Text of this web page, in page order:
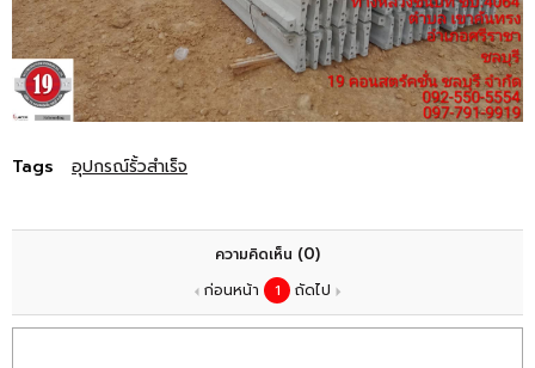
Tags อุปกรณ์รั้วสำเร็จ
ความคิดเห็น (0)
ก่อนหน้า 1 ถัดไป